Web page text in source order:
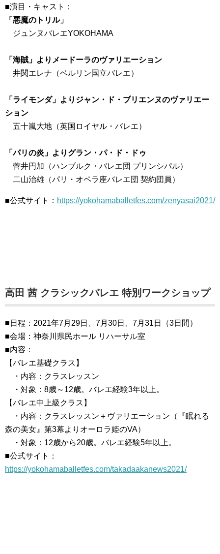
■演目・キャスト：
「悪魔のトリル」
ジュンヌバレエYOKOHAMA
「海賊」よりメードーラのヴァリエーション
井関エレナ（ベルリン国立バレエ）
「ライモンダ」よりジャン・ド・ブリエンヌのヴァリエー
ション
五十嵐大地（英国ロイヤル・バレエ）
「パリの炎」よりグラン・パ・ド・ドゥ
菅井円加（ハンブルク・バレエ団 プリンシパル）
二山治雄（パリ・オペラ座バレエ団 契約団員）
■公式サイト： https://yokohamaballetfes.com/zenyasai2021/
高田 茜 クラシックバレエ 特別ワークショップ
■日程：2021年7月29日、7月30日、7月31日（3日間）
■会場：神奈川県民ホール リハーサル室
■内容：
【バレエ基礎クラス】
・内容：クラスレッスン
・対象：8歳～12歳。バレエ経験3年以上。
【バレエ中上級クラス】
・内容：クラスレッスン＋ヴァリエーション（『眠れる
森の美女』第3幕よりオーロラ姫のVA）
・対象：12歳から20歳。バレエ経験5年以上。
■公式サイト：
https://yokohamaballetfes.com/takadaakanews2021/